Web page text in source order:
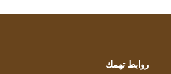
روابط تهمك